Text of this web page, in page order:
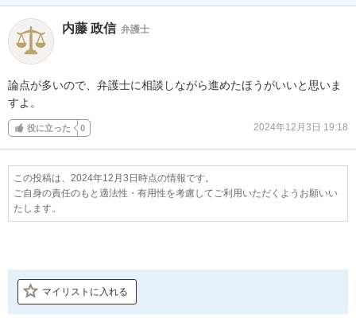
内藤 政信 弁護士
論点が多いので、弁護士に相談しながら進めたほうがいいと思いま
すよ。
役に立った 0 2024年12月3日 19:18
この投稿は、2024年12月3日時点の情報です。
ご自身の責任のもと適法性・有用性を考慮してご利用いただくようお願いい
たします。
マイリストに入れる